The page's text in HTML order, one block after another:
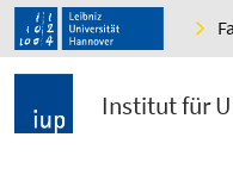
Institut für